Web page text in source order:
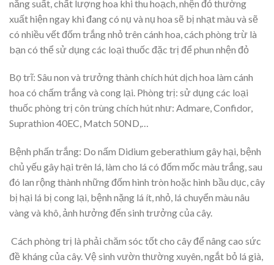
năng suất, chất lượng hoa khi thu hoạch, nhện đỏ thường
xuất hiện ngay khi đang có nụ và nụ hoa sẽ bị nhạt màu và sẽ
có nhiều vết đốm trắng nhỏ trên cánh hoa, cách phòng trừ là
bạn có thể sử dụng các loại thuốc đặc trị để phun nhện đỏ
Bọ trĩ: Sâu non và trưởng thành chích hút dịch hoa làm cánh
hoa có chấm trắng và cong lại. Phòng trị: sử dụng các loại
thuốc phòng trị côn trùng chích hút như: Admare, Confidor,
Suprathion 40EC, Match 50ND,…
Bệnh phấn trắng: Do nấm Didium geberathium gây hại, bệnh
chủ yếu gây hại trên lá, làm cho lá có đốm mốc màu trắng, sau
đó lan rộng thành những đốm hình tròn hoặc hình bầu dục, cây
bị hại lá bị cong lại, bệnh nặng lá ít, nhỏ, lá chuyển màu nâu
vàng và khô, ảnh hưởng đến sinh trưởng của cây.
Cách phòng trị là phải chăm sóc tốt cho cây để nâng cao sức
đề kháng của cây. Vệ sinh vườn thường xuyên, ngắt bỏ lá già,